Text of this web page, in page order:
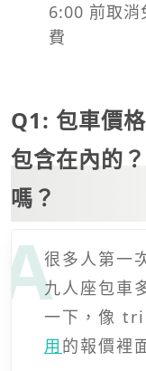
6:00 前取消
費
Q1: 包車價
包含在內的
嗎？
很多人第一
九人座包車
一下，像
用 的報價裡